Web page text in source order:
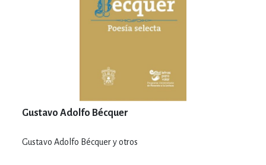
Gustavo Adolfo Bécquer
Gustavo Adolfo Bécquer y otros